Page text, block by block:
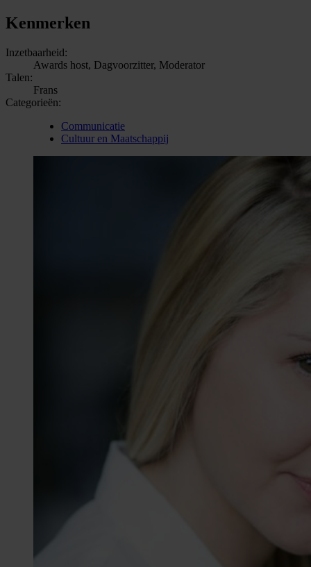
Kenmerken
Inzetbaarheid:
Awards host, Dagvoorzitter, Moderator
Talen:
Frans
Categorieën:
Communicatie
Cultuur en Maatschappij